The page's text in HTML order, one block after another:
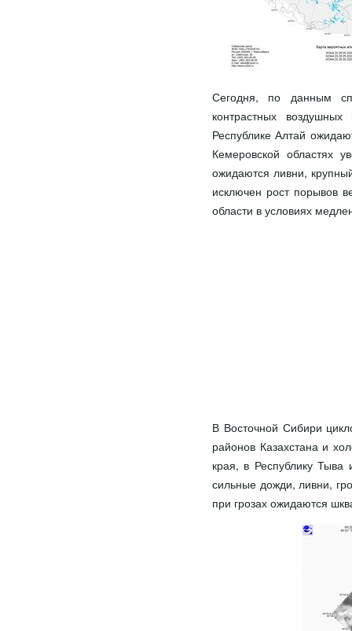
Сегодня, по данным
контрастных
Республике Алтай
Кемеровской областях
ожидаются ливни,
исключен рост порывов
области в условиях
В Восточной Сибири
районов Казахстана и
края, в Республику
сильные дожди, ливни,
при грозах ожидаются